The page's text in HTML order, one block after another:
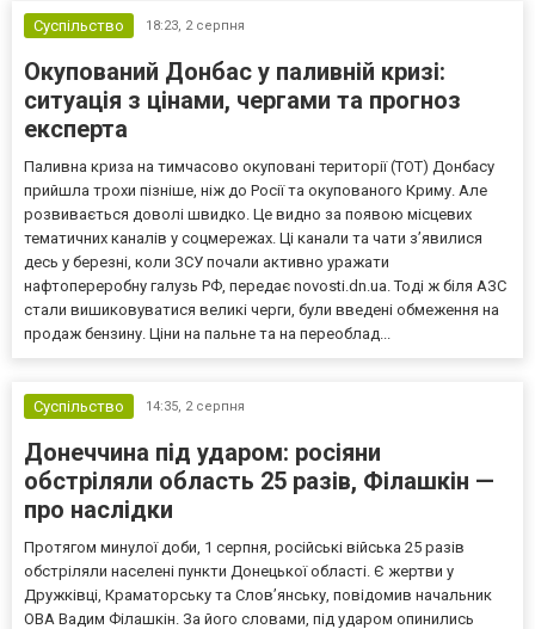
Суспільство 18:23, 2 серпня
Окупований Донбас у паливній кризі:
ситуація з цінами, чергами та прогноз
експерта
Паливна криза на тимчасово окуповані території (ТОТ) Донбасу
прийшла трохи пізніше, ніж до Росії та окупованого Криму. Але
розвивається доволі швидко. Це видно за появою місцевих
тематичних каналів у соцмережах. Ці канали та чати з’явилися
десь у березні, коли ЗСУ почали активно уражати
нафтопереробну галузь РФ, передає novosti.dn.ua. Тоді ж біля АЗС
стали вишиковуватися великі черги, були введені обмеження на
продаж бензину. Ціни на пальне та на переоблад...
Суспільство 14:35, 2 серпня
Донеччина під ударом: росіяни
обстріляли область 25 разів, Філашкін —
про наслідки
Протягом минулої доби, 1 серпня, російські війська 25 разів
обстріляли населені пункти Донецької області. Є жертви у
Дружківці, Краматорську та Слов’янську, повідомив начальник
ОВА Вадим Філашкін. За його словами, під ударом опинились